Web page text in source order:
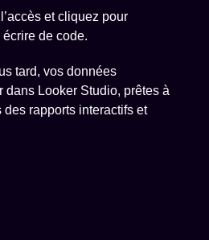
et cliquez pour
de code.
tard, vos données
dans Looker Studio, prêtes à
rapports interactifs et